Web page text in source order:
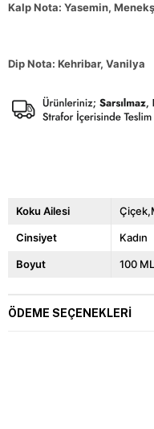
Kalp Nota: Yasemin,
Dip Nota: Kehribar, Vanilya
Koku Ailesi
Cinsiyet Kadın
Boyut 100 ML
ÖDEME SEÇENEKLERI